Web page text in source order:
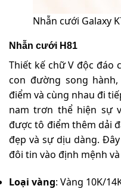
Nhẫn cưới Galaxy
Nhẫn cưới H81
Thiết kế chữ V độc đáo
con đường song
điểm và cùng nhau đi
nam trơn thể hiện sự
được tô điểm thêm dải
đẹp và sự dịu dàng.
đôi tin vào định mệnh
Loại vàng: Vàng 10K/